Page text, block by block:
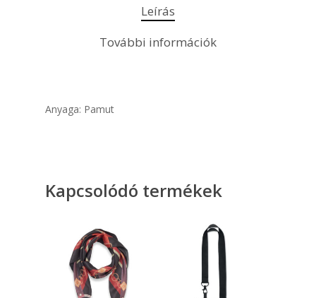
Leírás
További információk
Anyaga: Pamut
Kapcsolódó termékek